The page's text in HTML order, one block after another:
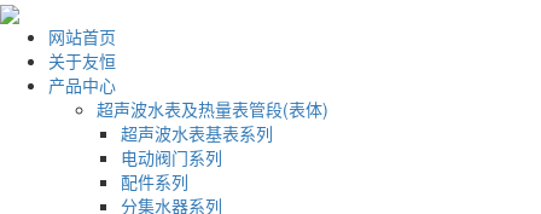
网站首页
关于友恒
产品中心
超声波水表及热量表管段(表体)
超声波水表基表系列
电动阀门系列
配件系列
分集水器系列